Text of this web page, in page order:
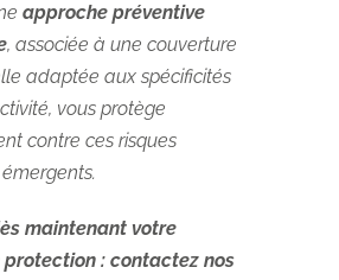
approche préventive
, associée à une couverture
adaptée aux spécificités
vous protège
contre ces risques
maintenant votre
protection:contactez nos